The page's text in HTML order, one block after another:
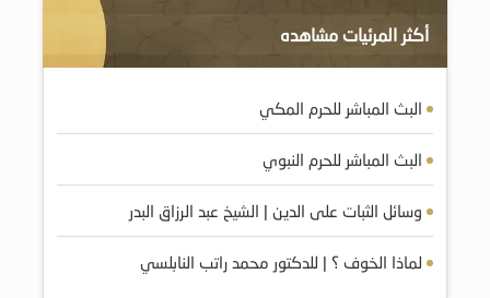
أكثر المرئيات مشاهده
البث المباشر للحرم المكي
البث المباشر للحرم النبوي
وسائل الثبات على الدين | الشيخ عبد الرزاق البدر
لماذا الخوف ؟ | للدكتور محمد راتب النابلسي